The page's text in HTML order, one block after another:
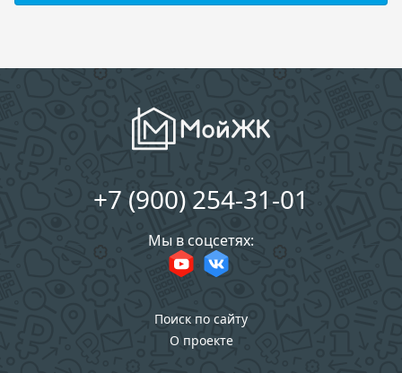
+7 (900) 254-31-01
Мы в соцсетях:
Поиск по сайту
О проекте